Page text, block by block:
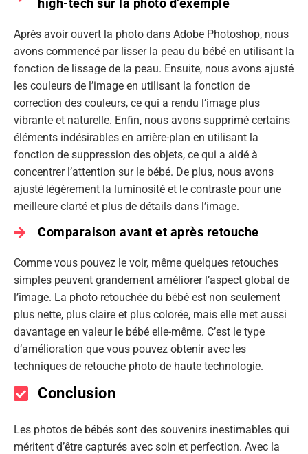
high-tech sur la photo d’exemple
Après avoir ouvert la photo dans Adobe Photoshop, nous
avons commencé par lisser la peau du bébé en utilisant la
fonction de lissage de la peau. Ensuite, nous avons ajusté
les couleurs de l’image en utilisant la fonction de
correction des couleurs, ce qui a rendu l’image plus
vibrante et naturelle. Enfin, nous avons supprimé certains
éléments indésirables en arrière-plan en utilisant la
fonction de suppression des objets, ce qui a aidé à
concentrer l’attention sur le bébé. De plus, nous avons
ajusté légèrement la luminosité et le contraste pour une
meilleure clarté et plus de détails dans l’image.
Comparaison avant et après retouche
Comme vous pouvez le voir, même quelques retouches
simples peuvent grandement améliorer l’aspect global de
l’image. La photo retouchée du bébé est non seulement
plus nette, plus claire et plus colorée, mais elle met aussi
davantage en valeur le bébé elle-même. C’est le type
d’amélioration que vous pouvez obtenir avec les
techniques de retouche photo de haute technologie.
Conclusion
Les photos de bébés sont des souvenirs inestimables qui
méritent d’être capturés avec soin et perfection. Avec la